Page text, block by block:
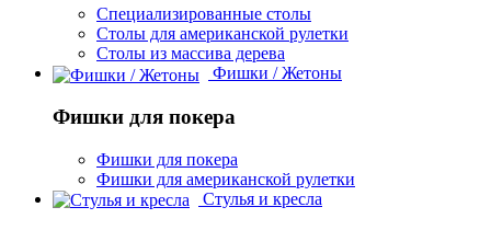
Специализированные столы
Столы для американской рулетки
Столы из массива дерева
Фишки / Жетоны
Фишки для покера
Фишки для покера
Фишки для американской рулетки
Стулья и кресла